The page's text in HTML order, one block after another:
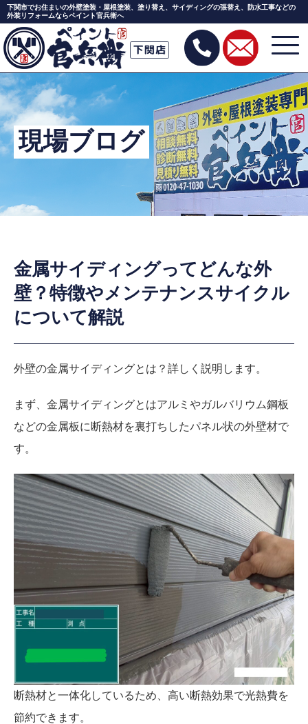
Skip
to
the
content
下関市でお住まいの外壁塗装・屋根塗装、塗り替え、サイディングの張替え、防水工事などの
外装リフォームならペイント官兵衛へ
現場ブログ
金属サイディングってどんな外
壁？特徴やメンテナンスサイクル
について解説
外壁の金属サイディングとは？詳しく説明します。
まず、金属サイディングとはアルミやガルバリウム鋼板
などの金属板に断熱材を裏打ちしたパネル状の外壁材で
す。
断熱材と一体化しているため、高い断熱効果で光熱費を
節約できます。